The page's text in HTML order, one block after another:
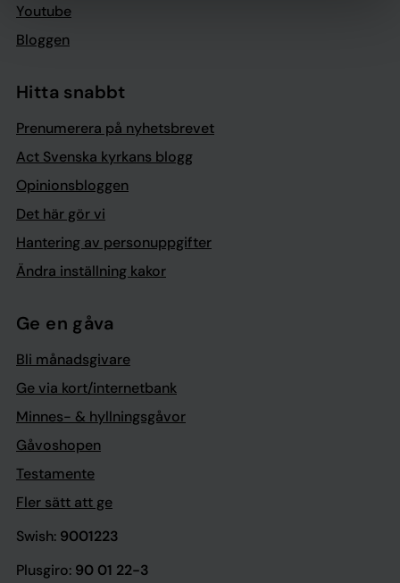
Youtube
Bloggen
Hitta snabbt
Prenumerera på nyhetsbrevet
Act Svenska kyrkans blogg
Opinionsbloggen
Det här gör vi
Hantering av personuppgifter
Ändra inställning kakor
Ge en gåva
Bli månadsgivare
Ge via kort/internetbank
Minnes- & hyllningsgåvor
Gåvoshopen
Testamente
Fler sätt att ge
Swish: 9001223
Plusgiro: 90 01 22-3